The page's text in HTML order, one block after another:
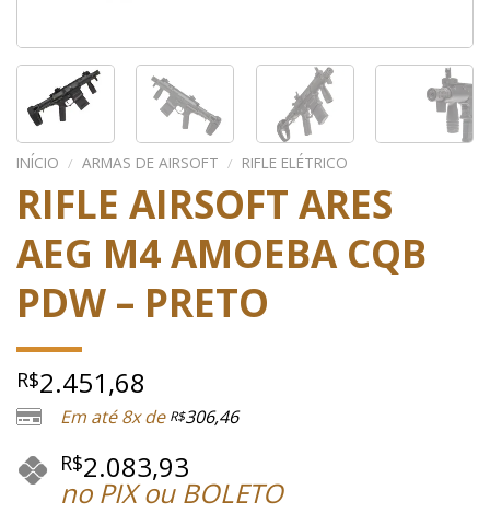
INÍCIO / ARMAS DE AIRSOFT / RIFLE ELÉTRICO
RIFLE AIRSOFT ARES
AEG M4 AMOEBA CQB
PDW – PRETO
R$2.451,68
Em até 8x de R$306,46
R$2.083,93
no PIX ou BOLETO